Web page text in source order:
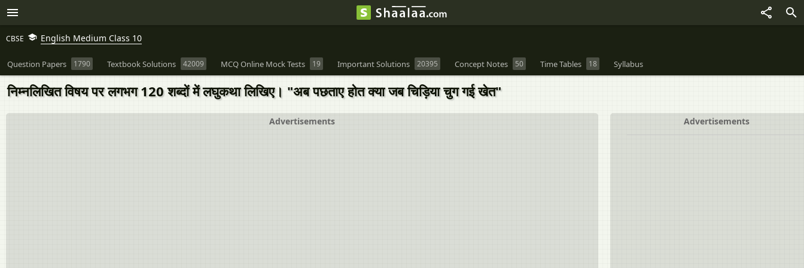
CBSE English Medium Class 10
Question Papers 1790 Textbook Solutions 42009 MCQ Online Mock Tests 19 Important Solutions 20395 Concept Notes 50 Time Tables 18 Syllabus
निम्नलिखित विषय पर लगभग 120 शब्दों में लघुकथा लिखिए। "अब पछताए होत क्या जब चिड़िया चुग गई खेत"
Advertisements
Advertisements